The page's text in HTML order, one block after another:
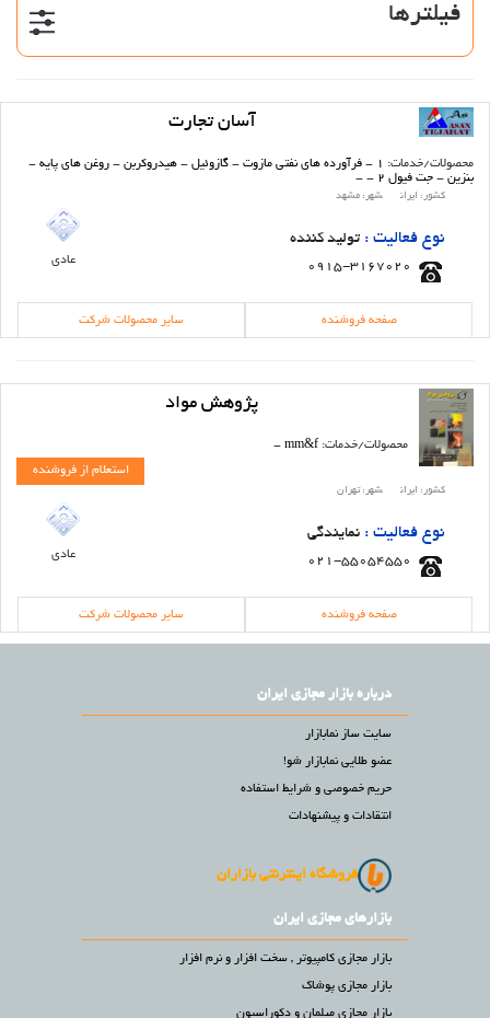
فیلترها
آسان تجارت
محصولات/خدمات: 1
- فرآورده های نفتی مازوت - گازوئیل - هیدروکربن - روغن های پایه -
بنزین - جت فیول 2 -
-
عادی
کشور: ایران شهر: مشهد
نوع فعالیت : تولید کننده
0915-3167020
صفحه فروشنده سایر محصولات شرکت
پژوهش مواد
محصولات/خدمات:mm&f
-
استعلام از فروشنده
عادی
کشور: ایران شهر:تهران
نوع فعالیت : نمایندگی
021-55054550
صفحه فروشنده سایر محصولات شرکت
درباره بازار مجازی ایران
سایت ساز نمابازار
عضو طلایی نمابازار شو!
حریم خصوصی و شرایط استفاده
انتقادات و پیشنهادات
فروشگاه اینترنتی بازاران
بازارهای مجازی ایران
بازار مجازی کامپیوتر , سخت افزار و نرم افزار
بازار مجازی پوشاک
بازار مجازی مبلمان و دکوراسیون